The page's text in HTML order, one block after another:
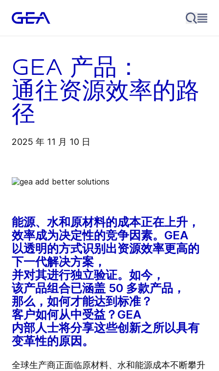
GEA 产品：
通往资源效率的路
径
2025 年 11 月 10 日
能源、水和原材料的成本正在上升，
效率成为决定性的竞争因素。GEA
以透明的方式识别出资源效率更高的
下一代解决方案，
并对其进行独立验证。如今，
该产品组合已涵盖 50 多款产品，
那么，如何才能达到标准？
客户如何从中受益？GEA
内部人士将分享这些创新之所以具有
变革性的原因。
全球生产商正面临原材料、水和能源成本不断攀升